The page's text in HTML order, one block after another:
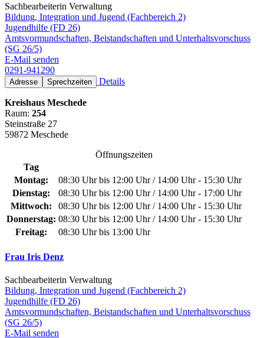
Sachbearbeiterin Verwaltung
Bildung, Integration und Jugend (Fachbereich 2)
Jugendhilfe (FD 26)
Amtsvormundschaften, Beistandschaften und Unterhaltsvorschuss
(SG 26/5)
E-Mail senden
0291-941290
Adresse Sprechzeiten Details
Kreishaus Meschede
Raum: 254
Steinstraße 27
59872 Meschede
Öffnungszeiten
Tag
Montag:
08:30 Uhr bis 12:00 Uhr / 14:00 Uhr - 15:30 Uhr
Dienstag:
08:30 Uhr bis 12:00 Uhr / 14:00 Uhr - 17:00 Uhr
Mittwoch:
08:30 Uhr bis 12:00 Uhr / 14:00 Uhr - 15:30 Uhr
Donnerstag: 08:30 Uhr bis 12:00 Uhr / 14:00 Uhr - 15:30 Uhr
Freitag:
08:30 Uhr bis 13:00 Uhr
Frau Iris Denz
Sachbearbeiterin Verwaltung
Bildung, Integration und Jugend (Fachbereich 2)
Jugendhilfe (FD 26)
Amtsvormundschaften, Beistandschaften und Unterhaltsvorschuss
(SG 26/5)
E-Mail senden